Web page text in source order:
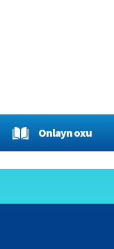
Onlayn oxu